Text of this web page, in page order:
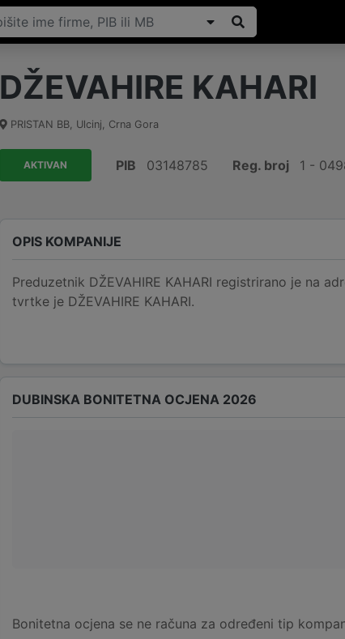
DŽEVAHIRE KAHARI
PRISTAN BB, Ulcinj, Crna Gora
AKTIVAN PIB 03148785 Reg. broj 1 -
OPIS KOMPANIJE
Preduzetnik DŽEVAHIRE KAHARI registrirano je na
tvrtke je DŽEVAHIRE KAHARI.
DUBINSKA BONITETNA OCJENA 2026
Bonitetna ocjena se ne računa za određeni tip